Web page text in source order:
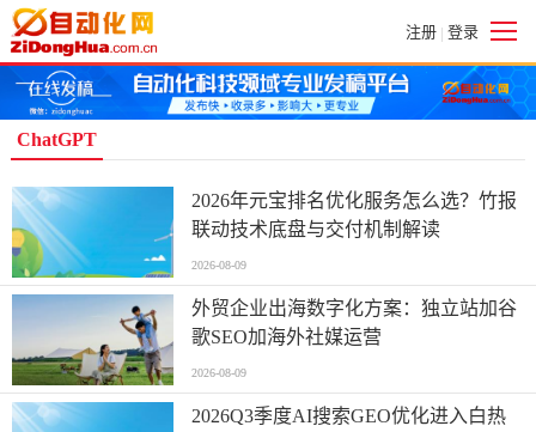
注册 | 登录
ChatGPT
2026年元宝排名优化服务怎么选？竹报
联动技术底盘与交付机制解读
2026-08-09
外贸企业出海数字化方案：独立站加谷
歌SEO加海外社媒运营
2026-08-09
2026Q3季度AI搜索GEO优化进入白热